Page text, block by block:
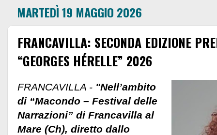
MARTEDÌ 19 MAGGIO 2026
FRANCAVILLA: SECONDA EDIZIONE
“GEORGES HÉRELLE” 2026
FRANCAVILLA - "Nell’ambito
di “Macondo – Festival delle
Narrazioni” di Francavilla al
Mare (Ch), diretto dallo